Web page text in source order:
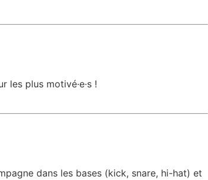
les plus motivé·e·s !
dans les bases (kick, snare, hi-hat) et